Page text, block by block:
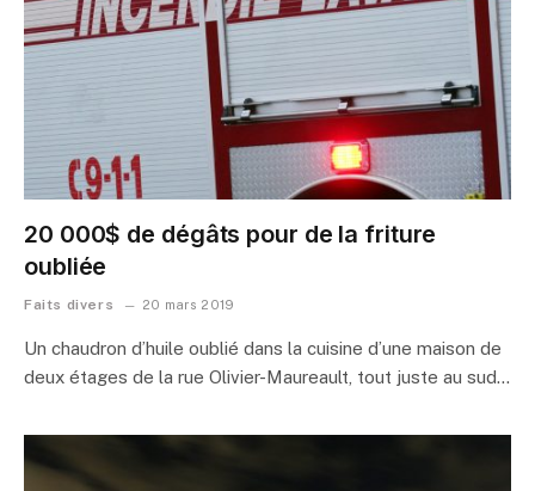
20 000$ de dégâts pour de la friture
oubliée
Faits divers 20 mars 2019
Un chaudron d’huile oublié dans la cuisine d’une maison de
deux étages de la rue Olivier-Maureault, tout juste au sud…